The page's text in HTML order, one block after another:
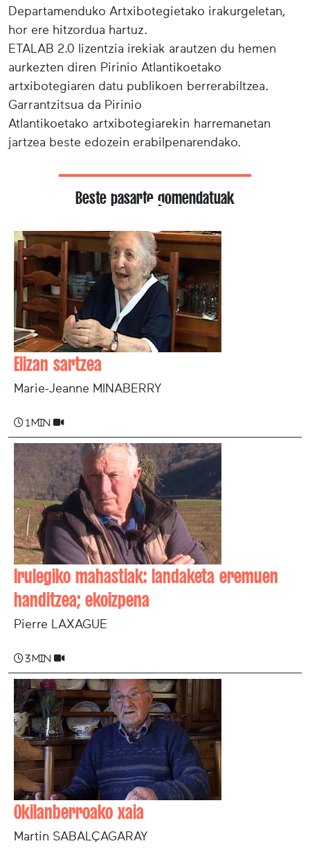
Departamenduko Artxibotegietako irakurgeletan,
hor ere hitzordua hartuz.
ETALAB 2.0 lizentzia irekiak arautzen du hemen
aurkezten diren Pirinio Atlantikoetako
artxibotegiaren datu publikoen berrerabiltzea.
Garrantzitsua da Pirinio
Atlantikoetako artxibotegiarekin harremanetan
jartzea beste edozein erabilpenarendako.
Beste pasarte gomendatuak
Elizan sartzea
Marie-Jeanne MINABERRY
1 min
Irulegiko mahastiak: landaketa eremuen
handitzea; ekoizpena
Pierre LAXAGUE
3 min
Okilanberroako xaia
Martin SABALÇAGARAY